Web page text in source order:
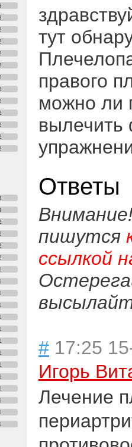
тут
правого
можно ли
вылечить
Ответы
пишутся
ссылкой
# 17:25
Игорь
Лечение